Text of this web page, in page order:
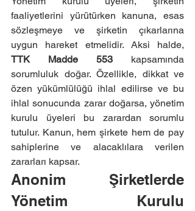
faaliyetlerini yürütürken kanuna, esas
sözleşmeye ve şirketin çıkarlarına
TTK Madde 553 kapsamında
sorumluluk doğar. Özellikle, dikkat ve
özen yükümlülüğü ihlal edilirse ve bu
ihlal sonucunda zarar doğarsa, yönetim
kurulu üyeleri bu zarardan sorumlu
tutulur. Kanun, hem şirkete hem de pay
sahiplerine ve alacaklılara verilen
zararları kapsar.
Anonim Şirketlerde
Yönetim Kurulu